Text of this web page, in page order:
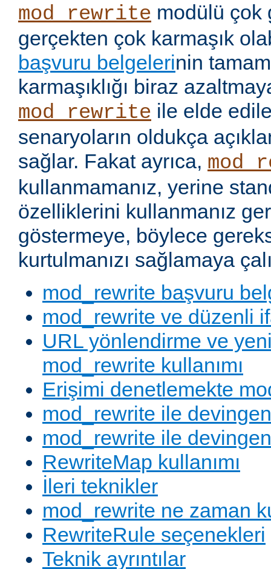
mod_rewrite modülü çok
gerçekten çok karmaşık
başvuru belgelerinin
karmaşıklığı biraz
mod_rewrite ile elde
senaryoların oldukça
sağlar. Fakat ayrıca,
kullanmamanız, yerine
özelliklerini kullanmanız
göstermeye, böylece
kurtulmanızı sağlamaya
mod_rewrite başvuru
mod_rewrite ve düzenli
URL yönlendirme ve
mod_rewrite kullanımı
Erişimi denetlemekte
mod_rewrite ile
mod_rewrite ile
RewriteMap kullanımı
İleri teknikler
mod_rewrite ne zaman
RewriteRule seçenekleri
Teknik ayrıntılar